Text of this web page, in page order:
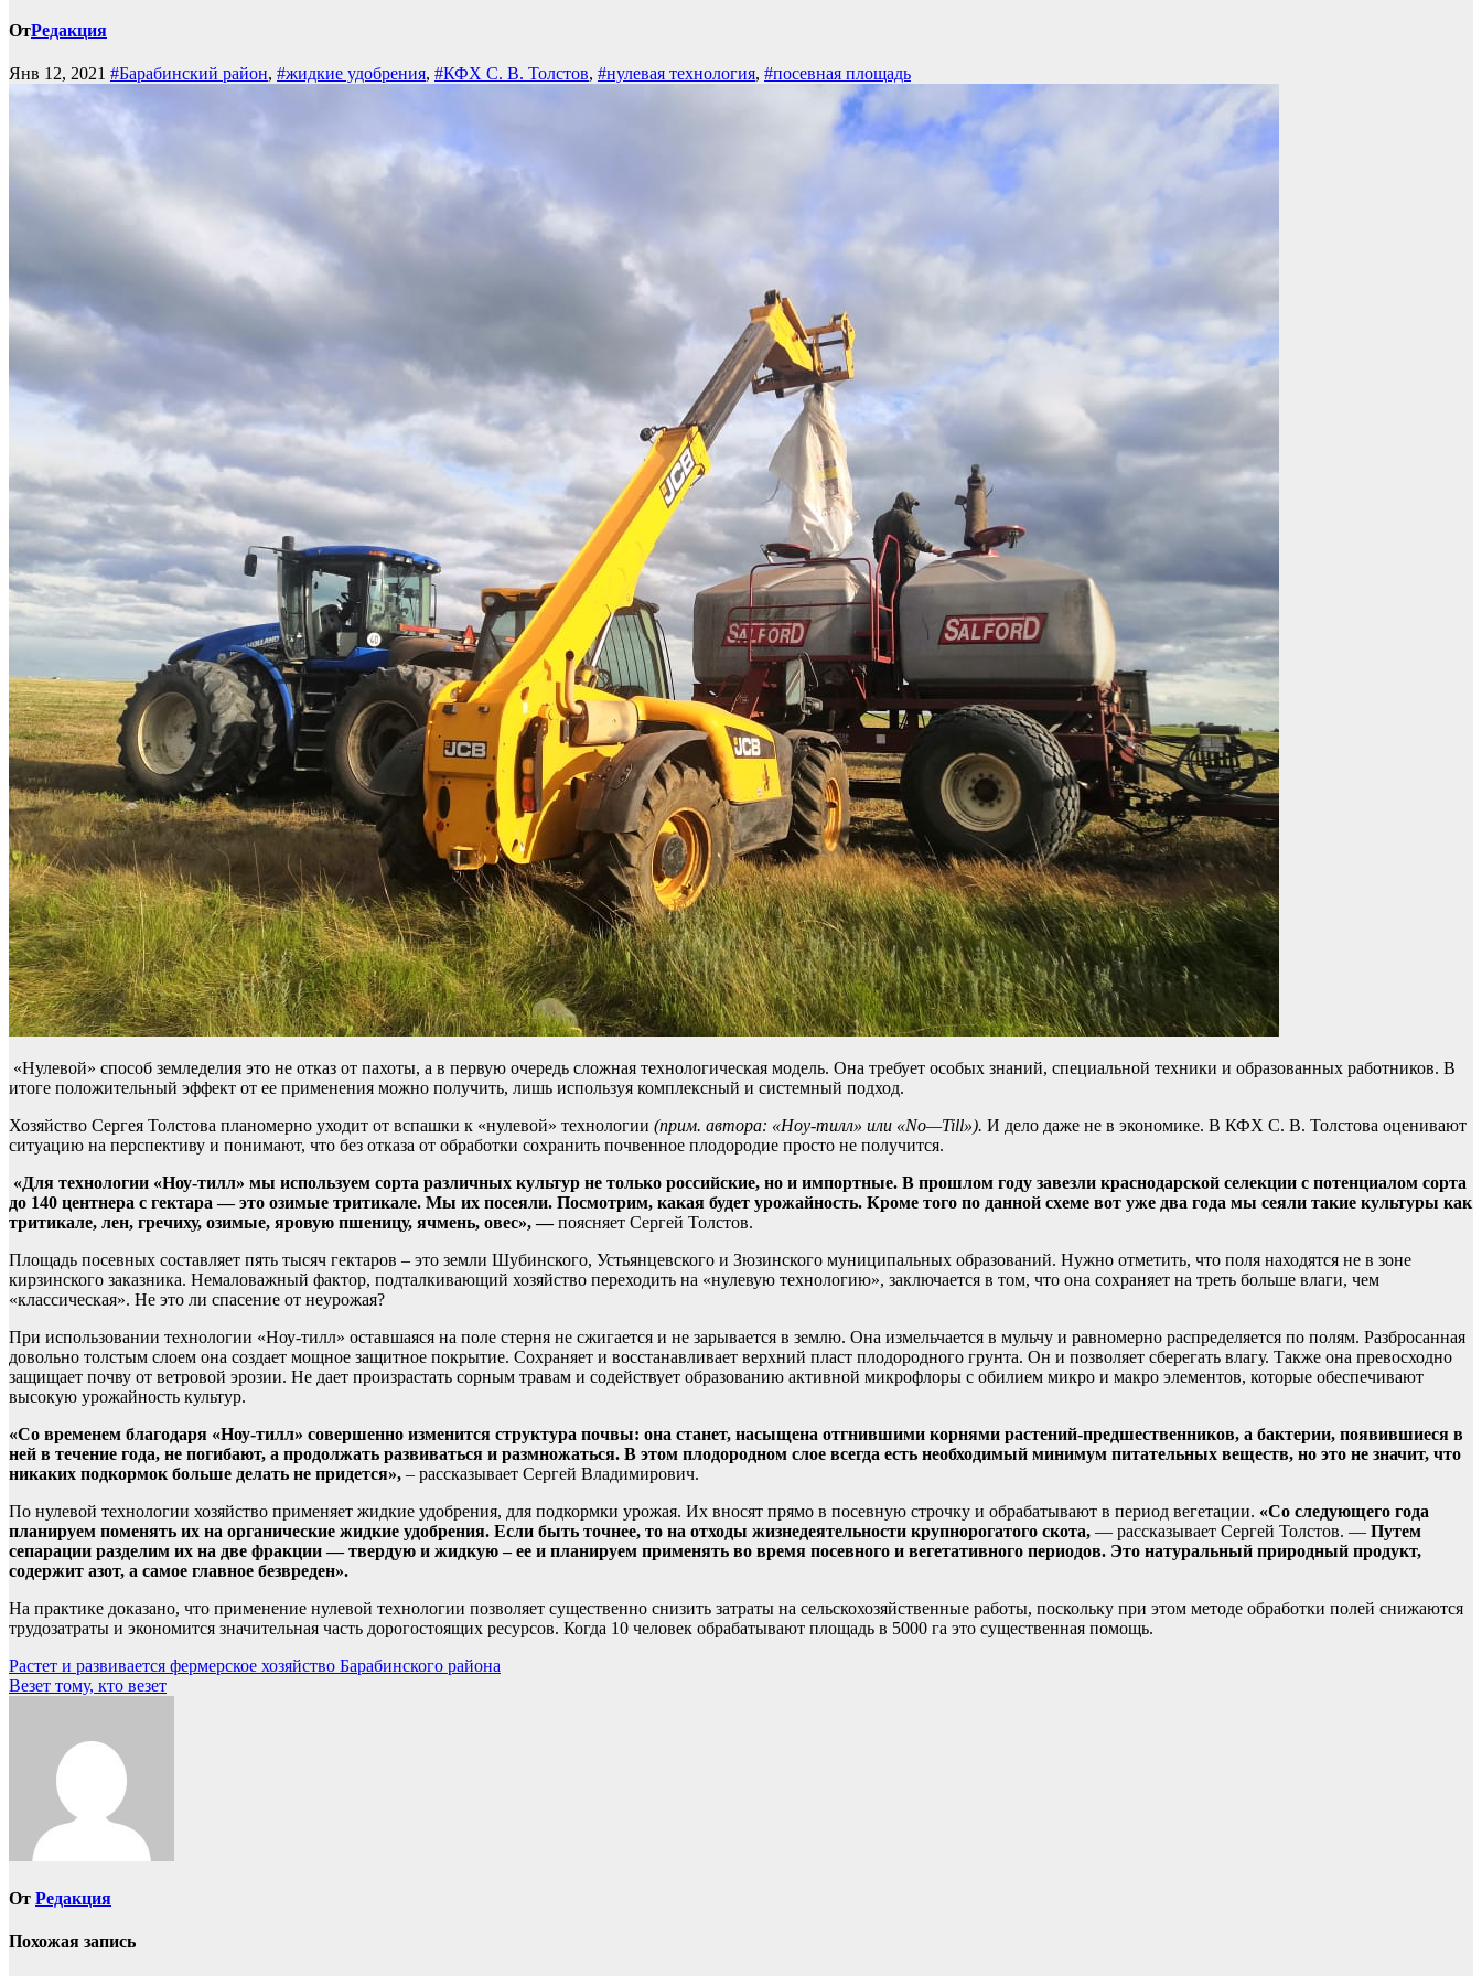
ОтРедакция
Янв 12, 2021 #Барабинский район, #жидкие удобрения, #КФХ С. В. Толстов, #нулевая технология, #посевная площадь
«Нулевой» способ земледелия это не отказ от пахоты, а в первую очередь сложная технологическая модель. Она требует особых знаний, специальной техники и образованных работников. В
итоге положительный эффект от ее применения можно получить, лишь используя комплексный и системный подход.
Хозяйство Сергея Толстова планомерно уходит от вспашки к «нулевой» технологии (прим. автора: «Ноу-тилл» или «No—Till»). И дело даже не в экономике. В КФХ С. В. Толстова оценивают
ситуацию на перспективу и понимают, что без отказа от обработки сохранить почвенное плодородие просто не получится.
«Для технологии «Ноу-тилл» мы используем сорта различных культур не только российские, но и импортные. В прошлом году завезли краснодарской селекции с потенциалом сорта
до 140 центнера с гектара — это озимые тритикале. Мы их посеяли. Посмотрим, какая будет урожайность. Кроме того по данной схеме вот уже два года мы сеяли такие культуры как
тритикале, лен, гречиху, озимые, яровую пшеницу, ячмень, овес», —поясняет Сергей Толстов.
Площадь посевных составляет пять тысяч гектаров – это земли Шубинского, Устьянцевского и Зюзинского муниципальных образований. Нужно отметить, что поля находятся не в зоне
кирзинского заказника. Немаловажный фактор, подталкивающий хозяйство переходить на «нулевую технологию», заключается в том, что она сохраняет на треть больше влаги, чем
«классическая». Не это ли спасение от неурожая?
При использовании технологии «Ноу-тилл» оставшаяся на поле стерня не сжигается и не зарывается в землю. Она измельчается в мульчу и равномерно распределяется по полям. Разбросанная
довольно толстым слоем она создает мощное защитное покрытие. Сохраняет и восстанавливает верхний пласт плодородного грунта. Он и позволяет сберегать влагу. Также она превосходно
защищает почву от ветровой эрозии. Не дает произрастать сорным травам и содействует образованию активной микрофлоры с обилием микро и макро элементов, которые обеспечивают
высокую урожайность культур.
«Со временем благодаря «Ноу-тилл» совершенно изменится структура почвы: она станет, насыщена отгнившими корнями растений-предшественников, а бактерии, появившиеся в
ней в течение года, не погибают, а продолжать развиваться и размножаться. В этом плодородном слое всегда есть необходимый минимум питательных веществ, но это не значит, что
никаких подкормок больше делать не придется», – рассказывает Сергей Владимирович.
По нулевой технологии хозяйство применяет жидкие удобрения, для подкормки урожая. Их вносят прямо в посевную строчку и обрабатывают в период вегетации. «Со следующего года
планируем поменять их на органические жидкие удобрения. Если быть точнее, то на отходы жизнедеятельности крупнорогатого скота, — рассказывает Сергей Толстов. — Путем
сепарации разделим их на две фракции — твердую и жидкую – ее и планируем применять во время посевного и вегетативного периодов. Это натуральный природный продукт,
содержит азот, а самое главное безвреден».
На практике доказано, что применение нулевой технологии позволяет существенно снизить затраты на сельскохозяйственные работы, поскольку при этом методе обработки полей снижаются
трудозатраты и экономится значительная часть дорогостоящих ресурсов. Когда 10 человек обрабатывают площадь в 5000 га это существенная помощь.
Навигация
по
Растет и развивается фермерское хозяйство Барабинского района
Везет тому, кто везет
От Редакция
Похожая запись